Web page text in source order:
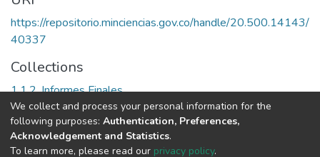
https://repositorio.minciencias.gov.co/handle/20.500.14143/
40337
Collections
1.1.2. Informes Finales
Full item page
We collect and process your personal information for the
following purposes: Authentication, Preferences,
Acknowledgement and Statistics.
To learn more, please read our privacy policy.